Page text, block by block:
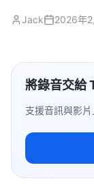
Jack 2026年
將錄音交給
支援音訊與影